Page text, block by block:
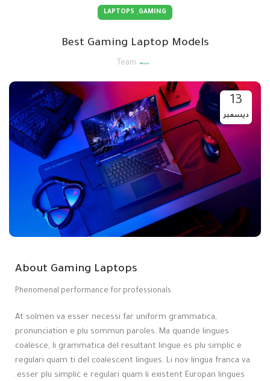
GAMING
,
LAPTOPS
Best Gaming Laptop Models
Team
13
ديسمبر
About Gaming Laptops
Phenomenal performance for professionals
At solmen va esser necessi far uniform grammatica,
pronunciation e plu sommun paroles. Ma quande lingues
coalesce, li grammatica del resultant lingue es plu simplic e
regulari quam ti del coalescent lingues. Li nov lingua franca va
esser plu simplic e regulari quam li existent Europan lingues.